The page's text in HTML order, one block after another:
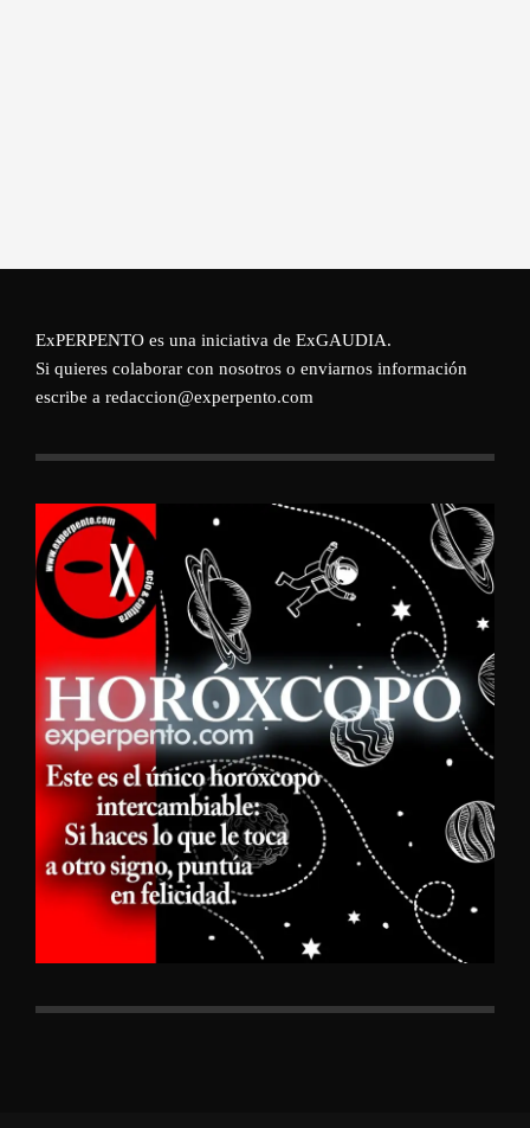
ExPERPENTO es una iniciativa de ExGAUDIA.
Si quieres colaborar con nosotros o enviarnos información
escribe a redaccion@experpento.com